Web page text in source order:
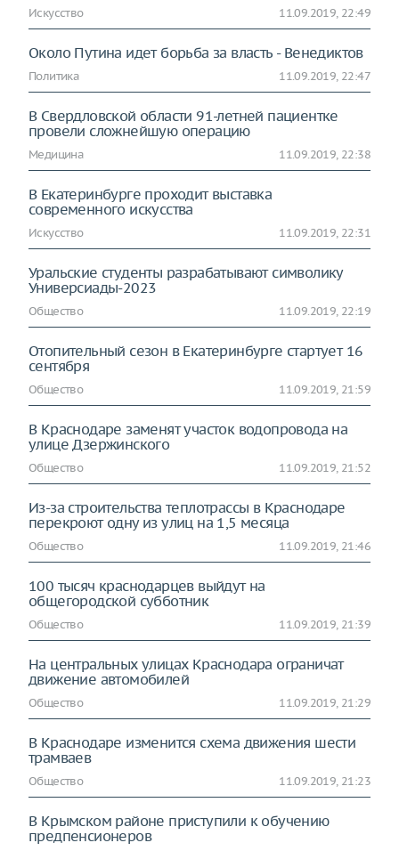
Искусство 11.09.2019, 22:49
Около Путина идет борьба за власть - Венедиктов
Политика 11.09.2019, 22:47
В Свердловской области 91-летней пациентке
провели сложнейшую операцию
Медицина 11.09.2019, 22:38
В Екатеринбурге проходит выставка
современного искусства
Искусство 11.09.2019, 22:31
Уральские студенты разрабатывают символику
Универсиады-2023
Общество 11.09.2019, 22:19
Отопительный сезон в Екатеринбурге стартует 16
сентября
Общество 11.09.2019, 21:59
В Краснодаре заменят участок водопровода на
улице Дзержинского
Общество 11.09.2019, 21:52
Из-за строительства теплотрассы в Краснодаре
перекроют одну из улиц на 1,5 месяца
Общество 11.09.2019, 21:46
100 тысяч краснодарцев выйдут на
общегородской субботник
Общество 11.09.2019, 21:39
На центральных улицах Краснодара ограничат
движение автомобилей
Общество 11.09.2019, 21:29
В Краснодаре изменится схема движения шести
трамваев
Общество 11.09.2019, 21:23
В Крымском районе приступили к обучению
предпенсионеров